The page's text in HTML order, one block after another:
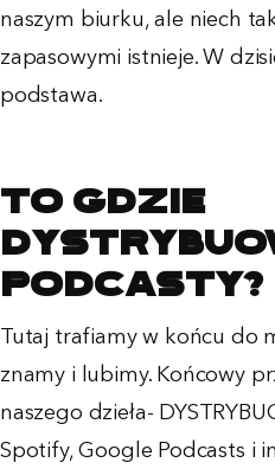
naszym biurku, ale niech
zapasowymi istnieje. W
podstawa.
To gdzie
podcasty?
Tutaj trafiamy w końcu do
znamy i lubimy. Końcowy
naszego dzieła-
Spotify, Google Podcasts i